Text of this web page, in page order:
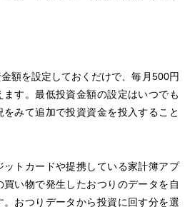
額を設定しておくだけで、毎月500円
す。最低投資金額の設定はいつでも
みて追加で投資資金を投入すること
ットカードや提携している家計簿アプ
買い物で発生したおつりのデータを自
おつりデータから投資に回す分を選